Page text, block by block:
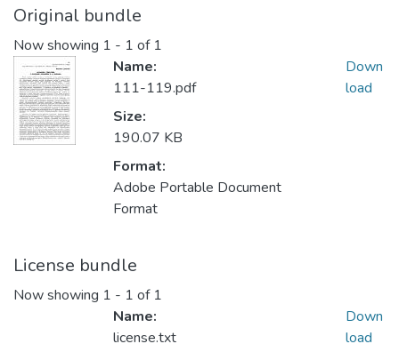
Original bundle
Now showing 1 - 1 of 1
Name:
111-119.pdf
Size:
190.07 KB
Format:
Adobe Portable Document
Format
Down
load
License bundle
Now showing 1 - 1 of 1
Name:
license.txt
Down
load